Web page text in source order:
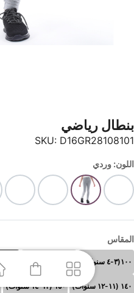
بنطال رياضي
SKU: D16GR28108101
اللون: وردي
المقاس
١٠٠(٣-٤ سنوات) ١١٠ (٥-٦سنوات)
١٤٠ (١١-١٢ سنوات) ١٥٠ (١٣-١٤ سنوات)